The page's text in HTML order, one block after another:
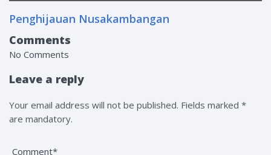
Penghijauan Nusakambangan
Comments
No Comments
Leave a reply
Your email address will not be published. Fields marked *
are mandatory.
Comment*